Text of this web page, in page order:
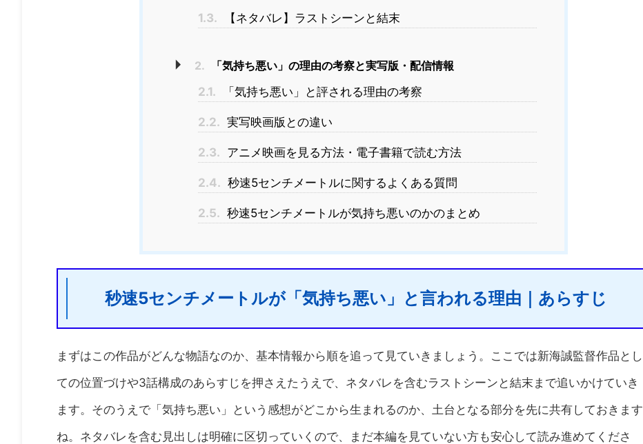
1.3. 【ネタバレ】ラストシーンと結末
2.
「気持ち悪い」の理由の考察と実写版・配信情報
2.1.
「気持ち悪い」と評される理由の考察
2.2. 実写映画版との違い
2.3. アニメ映画を見る方法・電子書籍で読む方法
2.4. 秒速5センチメートルに関するよくある質問
2.5. 秒速5センチメートルが気持ち悪いのかのまとめ
秒速5センチメートルが「気持ち悪い」と言われる理由｜あらすじ
まずはこの作品がどんな物語なのか、基本情報から順を追って見ていきましょう。ここでは新海誠監督作品とし
ての位置づけや3話構成のあらすじを押さえたうえで、ネタバレを含むラストシーンと結末まで追いかけていき
ます。そのうえで「気持ち悪い」という感想がどこから生まれるのか、土台となる部分を先に共有しておきます
ね。ネタバレを含む見出しは明確に区切っていくので、まだ本編を見ていない方も安心して読み進めてくださ